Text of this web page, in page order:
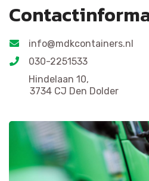
info@mdkcontainers.nl
030-2251533
Hindelaan 10,
3734 CJ Den Dolder